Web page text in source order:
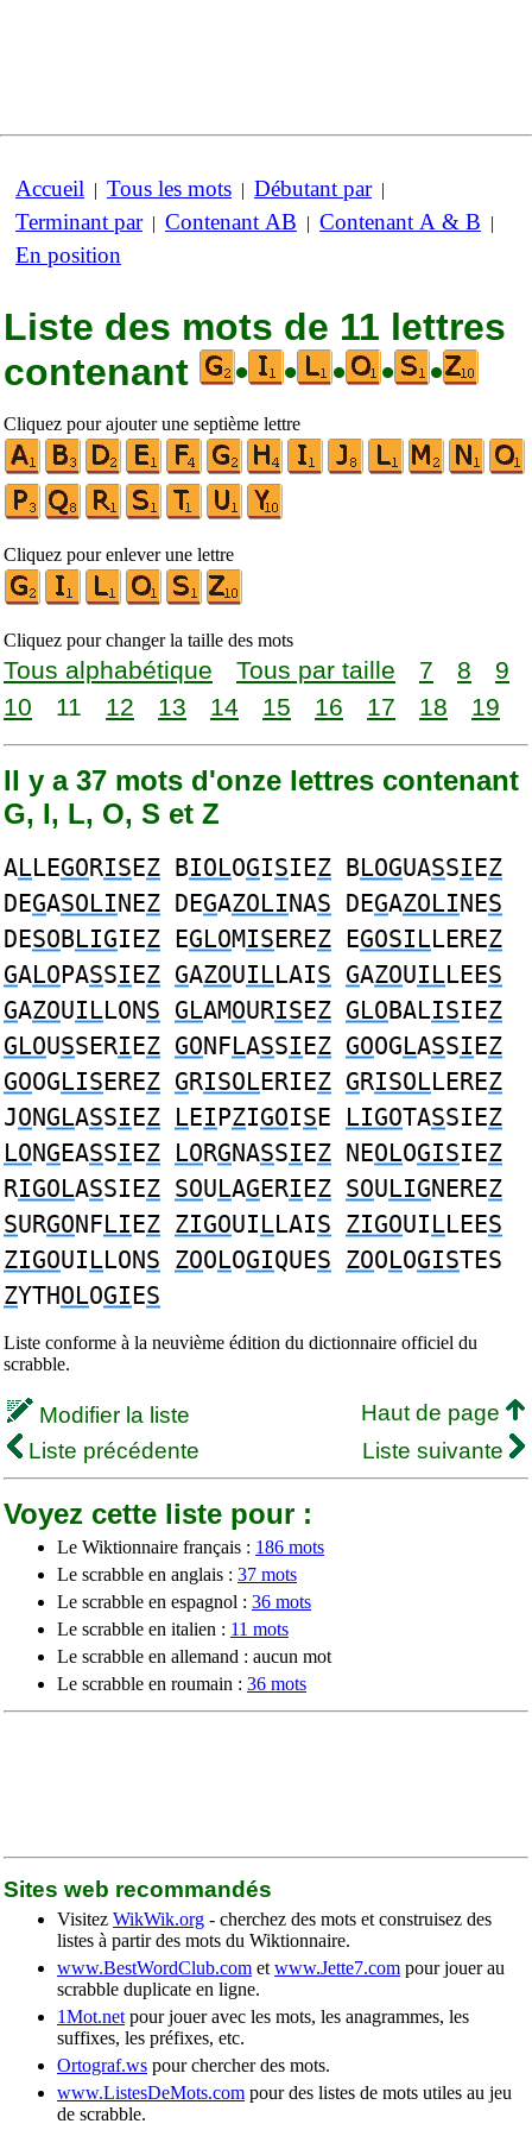
Accueil | Tous les mots | Débutant par|
Terminant par| Contenant AB | Contenant A & B |
En position
Liste des mots de 11 lettres
contenant
• • • • •
Cliquez pour ajouter une septième lettre
Cliquez pour enlever une lettre
Cliquez pour changer la taille des mots
Tous alphabétique Tous par taille 7 8
9
10
11 12 13 14 15 16 17 18 19
Il y a 37 mots d'onze lettres contenant
G, I, L, O, S et Z
ALLEGORISEZ BIOLOGISIEZ BLOGUASSIEZ
DEGASOLINEZ DEGAZOLINAS DEGAZOLINES
DESOBLIGIEZ EGLOMISEREZ EGOSILLEREZ
GALOPASSIEZ GAZOUILLAIS GAZOUILLEES
GAZOUILLONS GLAMOURISEZ GLOBALISIEZ
GLOUSSERIEZ GONFLASSIEZ GOOGLASSIEZ
GOOGLISEREZ GRISOLERIEZ GRISOLLEREZ
JONGLASSIEZ LEIPZIGOISE LIGOTASSIEZ
LONGEASSIEZ LORGNASSIEZ NEOLOGISIEZ
RIGOLASSIEZ SOULAGERIEZ SOULIGNEREZ
SURGONFLIEZ ZIGOUILLAIS ZIGOUILLEES
ZIGOUILLONS ZOOLOGIQUES ZOOLOGISTES
ZYTHOLOGIES
Liste conforme à la neuvième édition du dictionnaire officiel du
scrabble.
Modifier la liste
Haut de page
Liste précédente
Liste suivante
Voyez cette liste pour :
Le Wiktionnaire français : 186 mots
Le scrabble en anglais : 37 mots
Le scrabble en espagnol : 36 mots
Le scrabble en italien : 11 mots
Le scrabble en allemand : aucun mot
Le scrabble en roumain : 36 mots
Sites web recommandés
Visitez WikWik.org - cherchez des mots et construisez des
listes à partir des mots du Wiktionnaire.
www.BestWordClub.com et www.Jette7.com pour jouer au
scrabble duplicate en ligne.
1Mot.net pour jouer avec les mots, les anagrammes, les
suffixes, les préfixes, etc.
Ortograf.ws pour chercher des mots.
www.ListesDeMots.com pour des listes de mots utiles au jeu
de scrabble.